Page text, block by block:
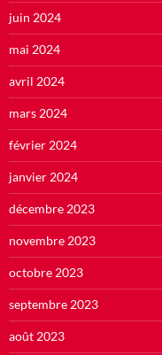
juin 2024
mai 2024
avril 2024
mars 2024
février 2024
janvier 2024
décembre 2023
novembre 2023
octobre 2023
septembre 2023
août 2023